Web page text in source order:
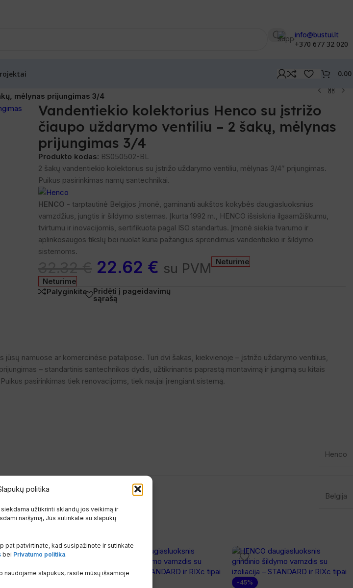
politika
užtikrinti sklandų jos veikimą ir
naršymą, Jūs sutinkate su slapukų
pat patvirtinate, kad susipažinote ir sutinkate
bei Privatumo politika.
naudojame slapukus, rasite mūsų išsamioje
info@bustui.lt
+370 677 32 020
0.00
mėlynas prijungimas 3/4
Vandentiekio kolektorius Henco su įstrižo
čiaupo uždarymo ventiliu – 2 šakų, mėlynas
prijungimas 3/4
Produkto kodas: BS050502-BL
2 šakų vandentiekio kolektorius su įstrižo uždarymo ventiliu, mėlynas 3/4″ prijungimas.
Puikus pasirinkimas namų santechnikai.
HENCO - tarptautinė Belgijos įmonė, gaminanti aukštos kokybės daugiasluoksnius
vamzdžius, jungtis ir šildymo sistemas. Įkurta 1992 m., HENCO išsiskiria ilgaamžiškumu,
tvirtumu ir inovacijomis, sertifikuota pagal ISO standartus. Įmonė siekia tvarumo ir
aplinkosaugos tikslų bei nuolat kuria pažangius sprendimus vandentiekio ir šildymo
sistemoms.
22.62 € su PVM Neturime
Neturime
Palyginkite
Pridėti į pageidavimų
sąrašą
namuose ar komercinėse patalpose. Turi dvi šakas, kiekvienoje – įstrižo uždarymo ventilius,
– standartinis santechnikos dydis, užtikrinantis paprastą montavimą ir jungimą su kitais
pasirinkimas tiek renovacijoms, tiek naujai įrengiant sistemą.
Henco
Belgija
-45%